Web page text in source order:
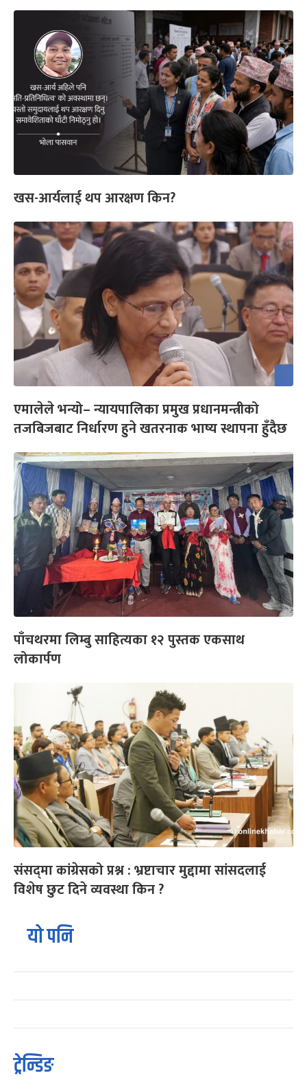
खस-आर्यलाई थप आरक्षण किन?
एमालेले भन्यो– न्यायपालिका प्रमुख प्रधानमन्त्रीको
तजबिजबाट निर्धारण हुने खतरनाक भाष्य स्थापना हुँदैछ
पाँचथरमा लिम्बु साहित्यका १२ पुस्तक एकसाथ
लोकार्पण
संसद्‌मा कांग्रेसको प्रश्न : भ्रष्टाचार मुद्दामा सांसदलाई
विशेष छुट दिने व्यवस्था किन ?
यो पनि
ट्रेन्डिङ